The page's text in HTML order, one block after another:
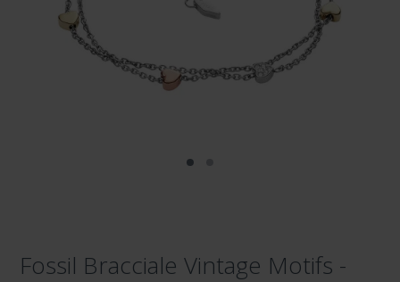
Fossil Bracciale Vintage Motifs -